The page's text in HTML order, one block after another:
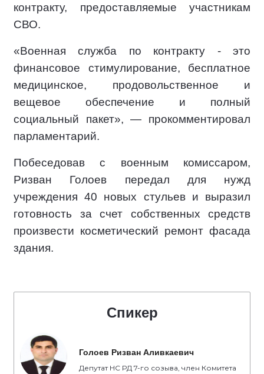
контракту, предоставляемые участникам
СВО.
«Военная служба по контракту - это
финансовое стимулирование, бесплатное
медицинское, продовольственное и
вещевое обеспечение и полный
социальный пакет», — прокомментировал
парламентарий.
Побеседовав с военным комиссаром,
Ризван Голоев передал для нужд
учреждения 40 новых стульев и выразил
готовность за счет собственных средств
произвести косметический ремонт фасада
здания.
Спикер
Голоев Ризван Аливкаевич
Депутат НС РД 7-го созыва, член Комитета